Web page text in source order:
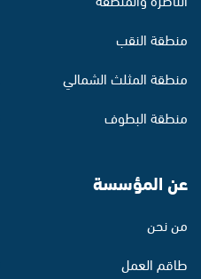
منطقة النقب
منطقة المثلث الشمالي
منطقة البطوف
عن المؤسسة
من نحن
طاقم العمل